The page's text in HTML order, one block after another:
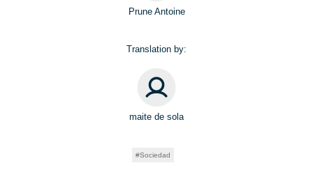
Prune Antoine
Translation by:
maite de sola
Sociedad